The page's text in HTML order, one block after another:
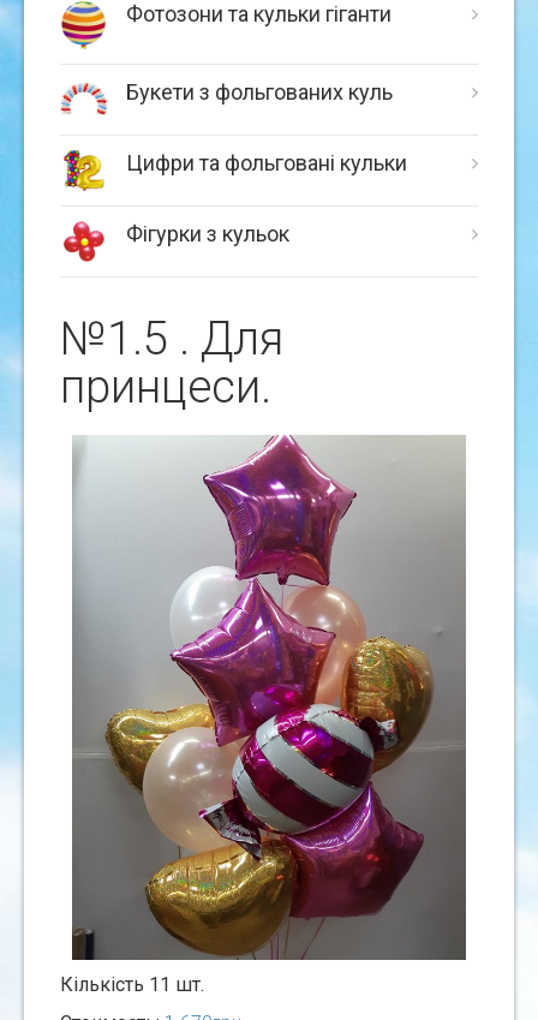
Фотозони та кульки гіганти
Букети з фольгованих куль
Цифри та фольговані кульки
Фігурки з кульок
№1.5 . Для
принцеси.
Кiлькiсть 11 шт.